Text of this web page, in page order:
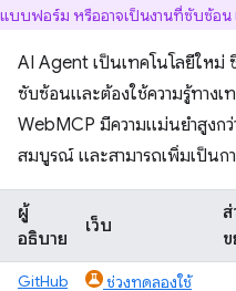
แบบฟอร์ม หรืออาจเป็นงานที่ซับซ้อน
AI Agent เป็นเทคโนโลยีให
ซับซ้อนและต้องใช้ความรู้ทาง
WebMCP มีความแม่นยำสูงกว่
สมบูรณ์ และสามารถเพิ่มเป็นก
ผู้
อธิบาย
เว็บ
GitHub
ช่วงทดลองใช้